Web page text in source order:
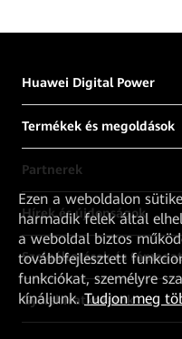
Huawei Digital Power
Termékek és megoldások
Partnerek
Hírek és újdonságok
Szolgáltatások és
Gyorshivatkozások
Ezen a weboldalon
harmadik felek által
a weboldal biztos
továbbfejlesztett
funkciókat, személyre
kínáljunk.Tudjon meg